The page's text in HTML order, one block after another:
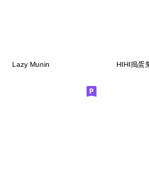
Lazy Munin HIHI搗蛋